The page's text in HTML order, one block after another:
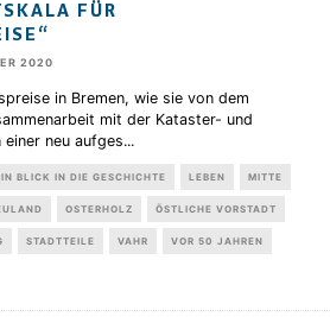
FÜR
2020
in Bremen, wie sie von dem
mit der Kataster- und
neu aufges...
BLICK IN DIE GESCHICHTE LEBEN MITTE
OSTERHOLZ ÖSTLICHE VORSTADT
STADTTEILE VAHR VOR 50 JAHREN